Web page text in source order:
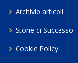
Archivio articoli
Storie di Successo
Cookie Policy